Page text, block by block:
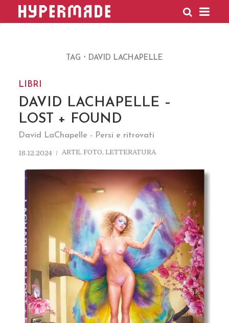
HYPERMADE
TAG DAVID LACHAPELLE
LIBRI
DAVID LACHAPELLE –
LOST + FOUND
David LaChapelle - Persi e ritrovati
18.12.2024 ARTE, FOTO, LETTERATURA